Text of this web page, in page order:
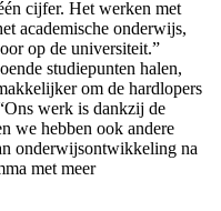
cijfer. Het werken met
academische onderwijs,
op de universiteit.”
studiepunten halen,
om de hardlopers
werk is dankzij de
we hebben ook andere
onderwijsontwikkeling na
met meer